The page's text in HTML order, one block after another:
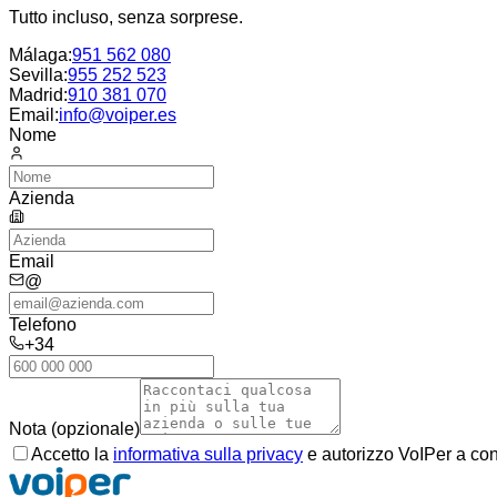
Tutto incluso, senza sorprese.
Málaga:951 562 080
Sevilla:955 252 523
Madrid:910 381 070
Email:info@voiper.es
Nome
Azienda
Email
@
Telefono
+34
Nota (opzionale)
Accetto la informativa sulla privacy e autorizzo VoIPer a